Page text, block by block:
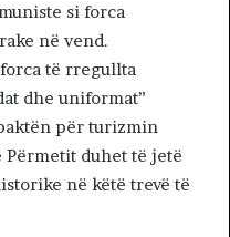
si forca
në vend.
të rregullta
dhe uniformat”
për turizmin
duhet të jetë
në këtë trevë të